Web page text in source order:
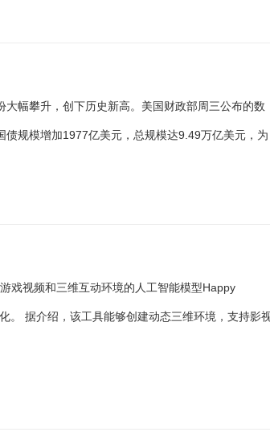
大幅攀升，创下历史新高。美国财政部周三公布的数
债规模增加1977亿美元，总规模达9.49万亿美元，为
戏视频和三维互动环境的人工智能模型Happy
。 据介绍，该工具能够创建动态三维环境，支持影